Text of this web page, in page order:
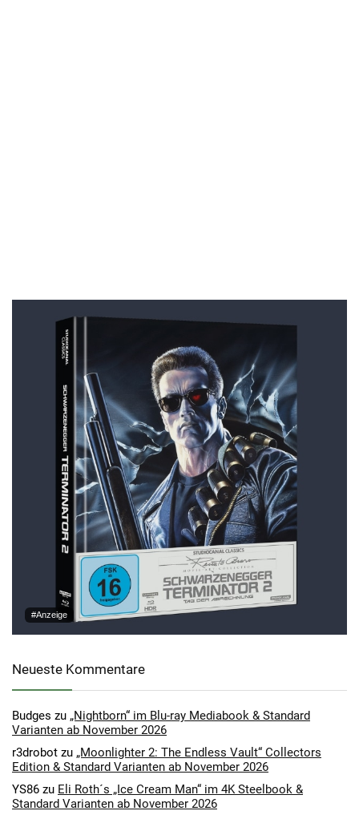
#Anzeige
Neueste Kommentare
Budges zu „Nightborn“ im Blu-ray Mediabook & Standard
Varianten ab November 2026
r3drobot zu „Moonlighter 2: The Endless Vault“ Collectors
Edition & Standard Varianten ab November 2026
YS86 zu Eli Roth´s „Ice Cream Man“ im 4K Steelbook &
Standard Varianten ab November 2026